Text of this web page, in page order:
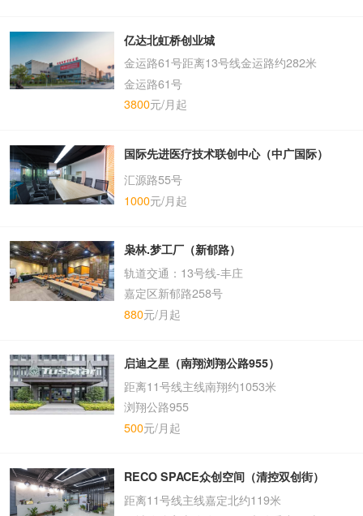
亿达北虹桥创业城
金运路61号距离13号线金运路约282米
金运路61号
3800元/月起
国际先进医疗技术联创中心（中广国际）
汇源路55号
1000元/月起
枭林.梦工厂（新郁路）
轨道交通：13号线-丰庄
嘉定区新郁路258号
880元/月起
启迪之星（南翔浏翔公路955）
距离11号线主线南翔约1053米
浏翔公路955
500元/月起
RECO SPACE众创空间（清控双创街）
距离11号线主线嘉定北约119米